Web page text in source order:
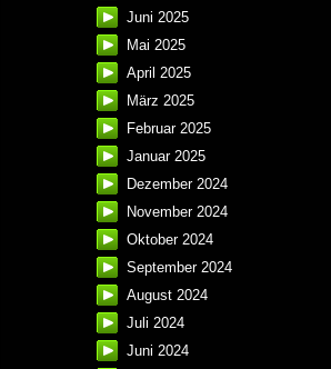
Juni 2025
Mai 2025
April 2025
März 2025
Februar 2025
Januar 2025
Dezember 2024
November 2024
Oktober 2024
September 2024
August 2024
Juli 2024
Juni 2024